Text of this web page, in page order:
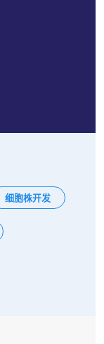
细胞株开发